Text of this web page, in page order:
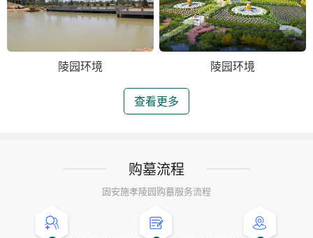
陵园环境 陵园环境
查看更多
购墓流程
固安施孝陵园购墓服务流程